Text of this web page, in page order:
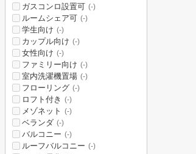
ガスコンロ設置可 (-)
ルームシェア可 (-)
学生向け (-)
カップル向け (-)
女性向け (-)
ファミリー向け (-)
室内洗濯機置場 (-)
フローリング (-)
ロフト付き (-)
メゾネット (-)
ベランダ (-)
バルコニー (-)
ルーフバルコニー (-)